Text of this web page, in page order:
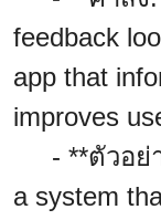
feedback
app that
improves
- **ตัวอย่า
a system